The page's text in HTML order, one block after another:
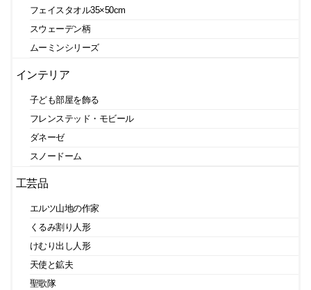
フェイスタオル35×50cm
スウェーデン柄
ムーミンシリーズ
インテリア
子ども部屋を飾る
フレンステッド・モビール
ダネーゼ
スノードーム
工芸品
エルツ山地の作家
くるみ割り人形
けむり出し人形
天使と鉱夫
聖歌隊